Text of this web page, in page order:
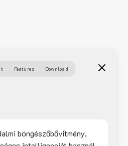
Features Download
böngészőbővítmény,